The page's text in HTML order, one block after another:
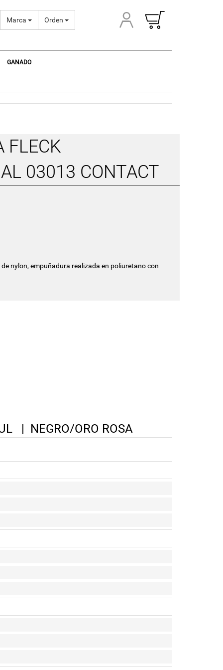
Marca Orden
GANADO
FLECK
03013 CONTACT
nylon, empuñadura realizada en poliuretano con
| NEGRO/ORO ROSA